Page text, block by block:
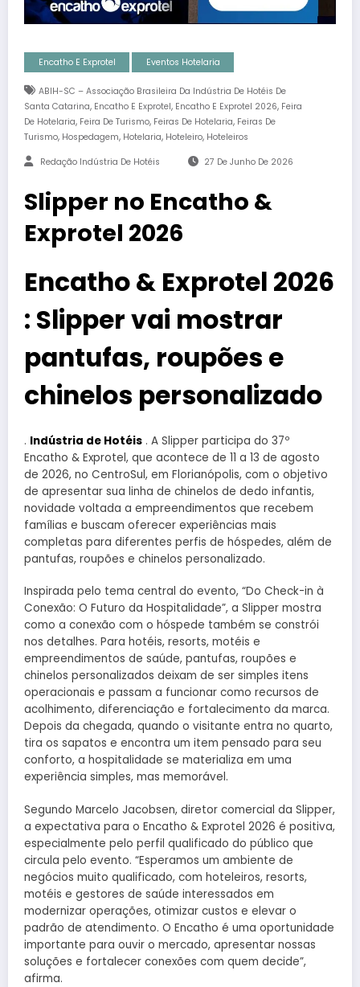
Encatho E Exprotel Eventos Hotelaria
ABIH-SC – Associação Brasileira Da Indústria De Hotéis De
Santa Catarina, Encatho E Exprotel, Encatho E Exprotel 2026, Feira
De Hotelaria, Feira De Turismo, Feiras De Hotelaria, Feiras De
Turismo, Hospedagem, Hotelaria, Hoteleiro, Hoteleiros
Redação Indústria De Hotéis 27 De Junho De 2026
Slipper no Encatho &
Exprotel 2026
Encatho & Exprotel 2026
: Slipper vai mostrar
pantufas, roupões e
chinelos personalizado
. Indústria de Hotéis . A Slipper participa do 37º
Encatho & Exprotel, que acontece de 11 a 13 de agosto
de 2026, no CentroSul, em Florianópolis, com o objetivo
de apresentar sua linha de chinelos de dedo infantis,
novidade voltada a empreendimentos que recebem
famílias e buscam oferecer experiências mais
completas para diferentes perfis de hóspedes, além de
pantufas, roupões e chinelos personalizado.
Inspirada pelo tema central do evento, “Do Check-in à
Conexão: O Futuro da Hospitalidade”, a Slipper mostra
como a conexão com o hóspede também se constrói
nos detalhes. Para hotéis, resorts, motéis e
empreendimentos de saúde, pantufas, roupões e
chinelos personalizados deixam de ser simples itens
operacionais e passam a funcionar como recursos de
acolhimento, diferenciação e fortalecimento da marca.
Depois da chegada, quando o visitante entra no quarto,
tira os sapatos e encontra um item pensado para seu
conforto, a hospitalidade se materializa em uma
experiência simples, mas memorável.
Segundo Marcelo Jacobsen, diretor comercial da Slipper,
a expectativa para o Encatho & Exprotel 2026 é positiva,
especialmente pelo perfil qualificado do público que
circula pelo evento. “Esperamos um ambiente de
negócios muito qualificado, com hoteleiros, resorts,
motéis e gestores de saúde interessados em
modernizar operações, otimizar custos e elevar o
padrão de atendimento. O Encatho é uma oportunidade
importante para ouvir o mercado, apresentar nossas
soluções e fortalecer conexões com quem decide”,
afirma.